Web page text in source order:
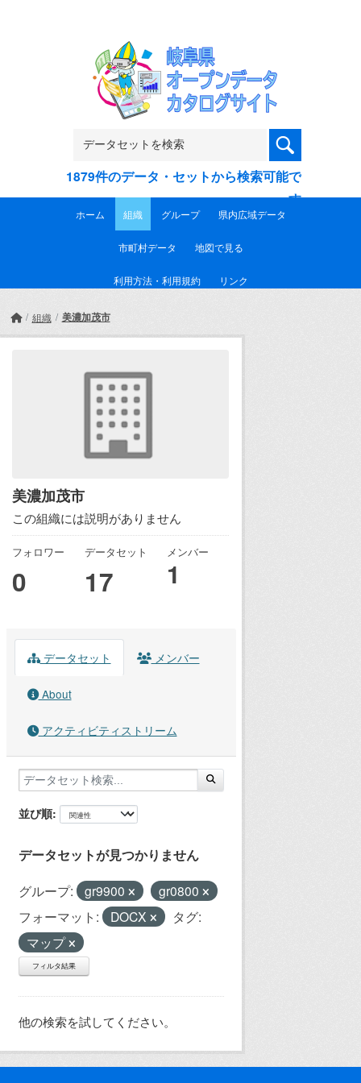
1879件のデータ・セットから検索可能で
す
ホーム 組織 グループ 県内広域データ
市町村データ 地図で見る
利用方法・利用規約 リンク
組織 美濃加茂市
美濃加茂市
この組織には説明がありません
フォロワー
0
データセット
17
メンバー
1
データセット メンバー
About
アクティビティストリーム
並び順
データセットが見つかりません
グループ: gr9900
gr0800
フォーマット:
DOCX
タグ:
マップ
フィルタ結果
他の検索を試してください。